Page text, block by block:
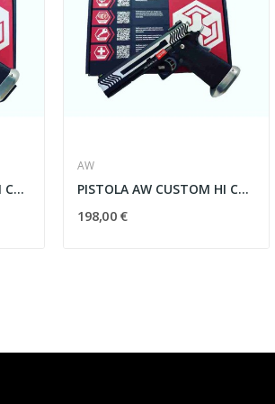
PISTOLA AW CUSTOM HI CAPA HX1102 FULL METAL
AW
PISTOLA AW CUSTOM HI CAPA HX1101 FULL METAL
198,00 €